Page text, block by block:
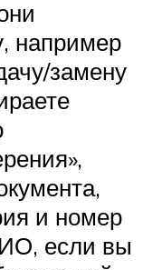
например
замену
и номер
если вы